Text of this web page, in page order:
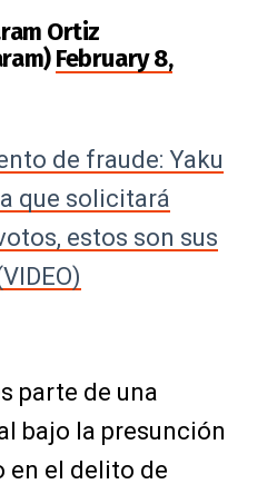
Ortiz
February 8,
de fraude: Yaku
que solicitará
estos son sus
parte de una
bajo la presunción
en el delito de